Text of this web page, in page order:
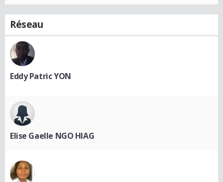
Réseau
Eddy Patric YON
Elise Gaelle NGO HIAG